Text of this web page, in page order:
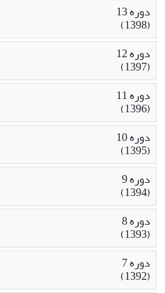
دوره 13
(1398)
دوره 12
(1397)
دوره 11
(1396)
دوره 10
(1395)
دوره 9
(1394)
دوره 8
(1393)
دوره 7
(1392)